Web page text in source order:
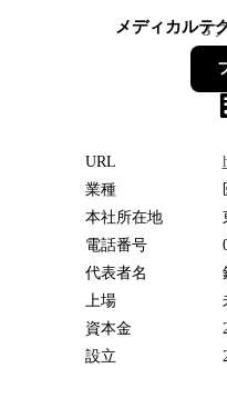
メディカルテ
3
URL
業種
本社所在地
電話番号
代表者名
上場
資本金
設立